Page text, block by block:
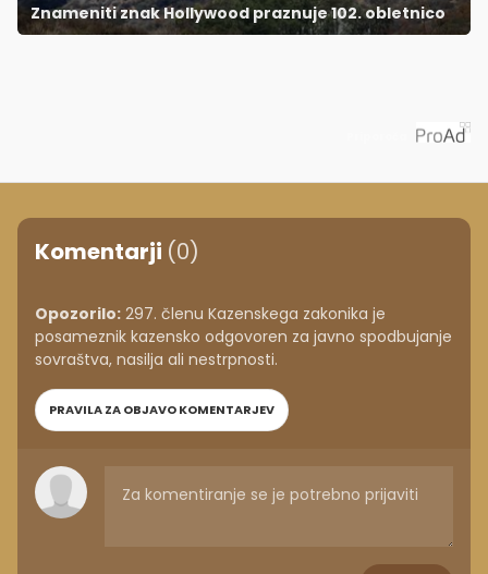
Znameniti znak Hollywood praznuje 102. obletnico
Komentarji (0)
Opozorilo: 297. členu Kazenskega zakonika je
posameznik kazensko odgovoren za javno spodbujanje
sovraštva, nasilja ali nestrpnosti.
PRAVILA ZA OBJAVO KOMENTARJEV